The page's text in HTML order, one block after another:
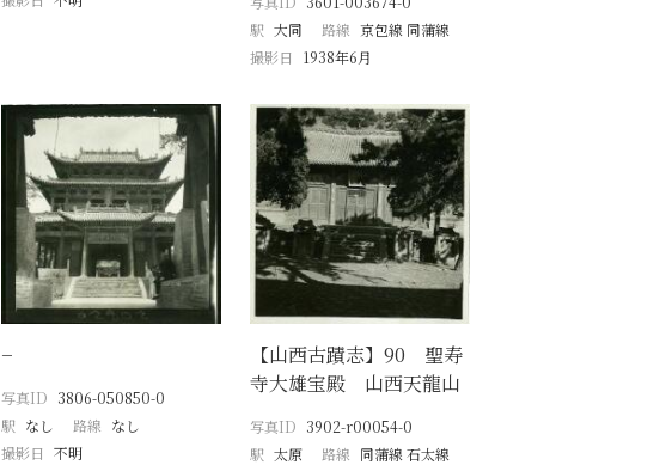
駅 大同 路線 京包線 同蒲線
撮影日
1938年6月
−
写真ID 3806-050850-0
駅 なし 路線 なし
撮影日 不明
【山西古蹟志】90 聖寿
寺大雄宝殿 山西天龍山
写真ID 3902-r00054-0
駅 太原 路線 同蒲線 石太線